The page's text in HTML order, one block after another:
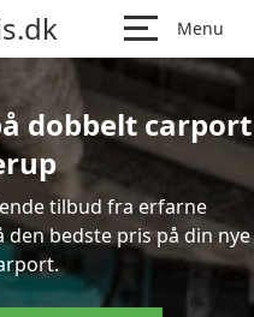
Menu
dobbelt carport
tilbud fra erfarne
bedste pris på din nye